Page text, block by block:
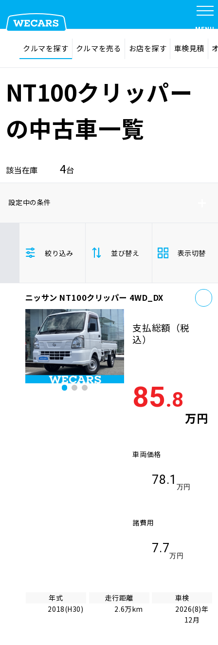
在庫検索 サイト内検索
MENU
クルマを探す
品質管理とサポート体制
お問い合わせ
企業情報
0120-733-500
クルマを探す クルマを売る お店を探す 車検見積
NT100クリッパー
の中古車一覧
該当在庫 4台
設定中の条件
ホンダ
マツダ
ミツビシ
NT100クリッパー
バン/トラック
絞り込み 並び替え
支払総
額
安い順 高
年式 新しい順
走行距
離
少ない順
排気量 大きい順
少な
表示切替
ニッサン NT100クリッパー 4WD_DX
支払総額 （税
込）
85.8
万円
車両価格
78.1
万円
諸費用
7.7
万円
年式
2018(H30)
走行距離
2.6万km
車検
2026(8)年
12月